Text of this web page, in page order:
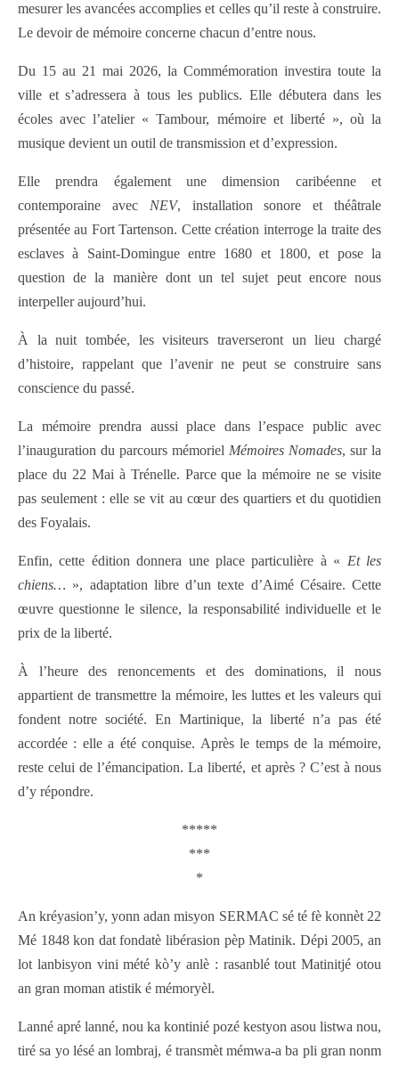
mesurer les avancées accomplies et celles qu’il reste à construire.
Le devoir de mémoire concerne chacun d’entre nous.
Du 15 au 21 mai 2026, la Commémoration investira toute la
ville et s’adressera à tous les publics. Elle débutera dans les
écoles avec l’atelier « Tambour, mémoire et liberté », où la
musique devient un outil de transmission et d’expression.
Elle prendra également une dimension caribéenne et
contemporaine avec NEV, installation sonore et théâtrale
présentée au Fort Tartenson. Cette création interroge la traite des
esclaves à Saint-Domingue entre 1680 et 1800, et pose la
question de la manière dont un tel sujet peut encore nous
interpeller aujourd’hui.
À la nuit tombée, les visiteurs traverseront un lieu chargé
d’histoire, rappelant que l’avenir ne peut se construire sans
conscience du passé.
La mémoire prendra aussi place dans l’espace public avec
l’inauguration du parcours mémoriel Mémoires Nomades, sur la
place du 22 Mai à Trénelle. Parce que la mémoire ne se visite
pas seulement : elle se vit au cœur des quartiers et du quotidien
des Foyalais.
Enfin, cette édition donnera une place particulière à « Et les
chiens… », adaptation libre d’un texte d’Aimé Césaire. Cette
œuvre questionne le silence, la responsabilité individuelle et le
prix de la liberté.
À l’heure des renoncements et des dominations, il nous
appartient de transmettre la mémoire, les luttes et les valeurs qui
fondent notre société. En Martinique, la liberté n’a pas été
accordée : elle a été conquise. Après le temps de la mémoire,
reste celui de l’émancipation. La liberté, et après ? C’est à nous
d’y répondre.
*****
***
*
An kréyasion’y, yonn adan misyon SERMAC sé té fè konnèt 22
Mé 1848 kon dat fondatè libérasion pèp Matinik. Dépi 2005, an
lot lanbisyon vini mété kò’y anlè : rasanblé tout Matinitjé otou
an gran moman atistik é mémoryèl.
Lanné apré lanné, nou ka kontinié pozé kestyon asou listwa nou,
tiré sa yo lésé an lombraj, é transmèt mémwa-a ba pli gran nonm